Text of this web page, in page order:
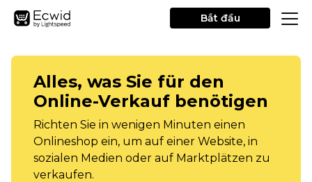
Bắt đầu
Alles, was Sie für den
Online-Verkauf benötigen
Richten Sie in wenigen Minuten einen
Onlineshop ein, um auf einer Website, in
sozialen Medien oder auf Marktplätzen zu
verkaufen.